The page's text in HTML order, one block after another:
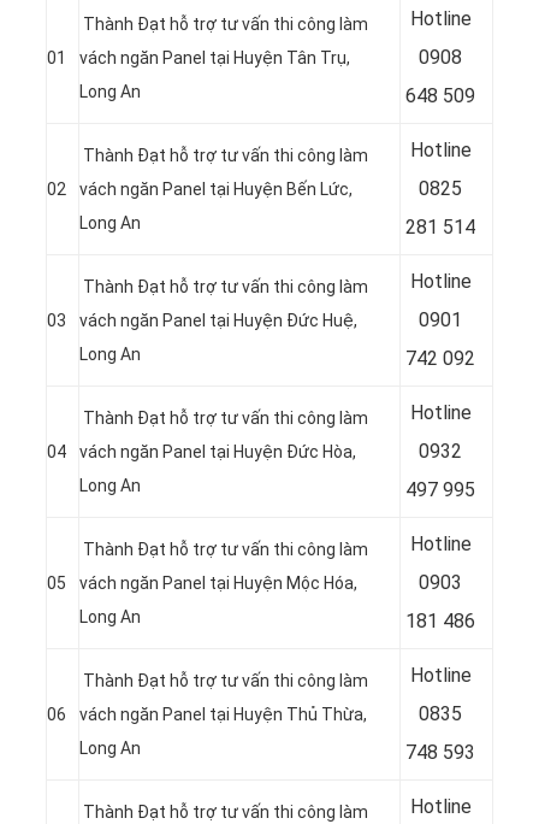
01
Thành Đạt hỗ trợ tư vấn thi công làm
vách ngăn Panel tại Huyện Tân Trụ,
Long An
Hotline
0908
648 509
02
Thành Đạt hỗ trợ tư vấn thi công làm
vách ngăn Panel tại Huyện Bến Lức,
Long An
Hotline
0825
281 514
03
Thành Đạt hỗ trợ tư vấn thi công làm
vách ngăn Panel tại Huyện Đức Huệ,
Long An
Hotline
0901
742 092
04
Thành Đạt hỗ trợ tư vấn thi công làm
vách ngăn Panel tại Huyện Đức Hòa,
Long An
Hotline
0932
497 995
05
Thành Đạt hỗ trợ tư vấn thi công làm
vách ngăn Panel tại Huyện Mộc Hóa,
Long An
Hotline
0903
181 486
06
Thành Đạt hỗ trợ tư vấn thi công làm
vách ngăn Panel tại Huyện Thủ Thừa,
Long An
Hotline
0835
748 593
Thành Đạt hỗ trợ tư vấn thi công làm
Hotline